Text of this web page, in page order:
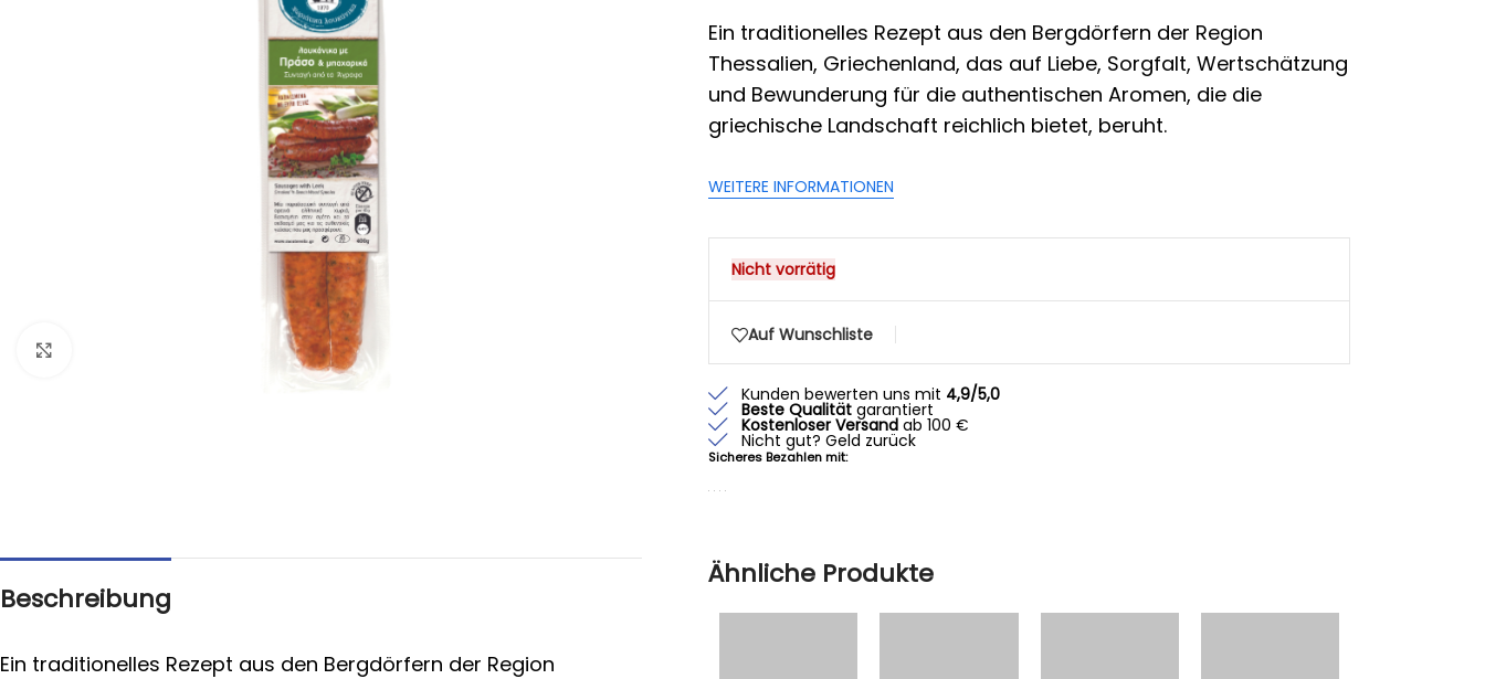
Ein traditionelles Rezept aus den Bergdörfern der Region
Thessalien, Griechenland, das auf Liebe, Sorgfalt, Wertschätzung
und Bewunderung für die authentischen Aromen, die die
griechische Landschaft reichlich bietet, beruht.
WEITERE INFORMATIONEN
Nicht vorrätig
Auf Wunschliste
Kunden bewerten uns mit 4,9/5,0
Beste Qualität garantiert
Kostenloser Versand ab 100 €
Nicht gut? Geld zurück
Sicheres Bezahlen mit:
Beschreibung
Ein traditionelles Rezept aus den Bergdörfern der Region
Ähnliche Produkte